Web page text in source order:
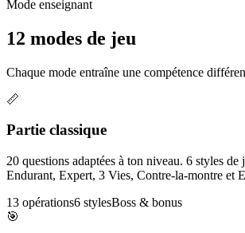
Mode enseignant
12 modes de jeu
Chaque mode entraîne une compétence
📏
Partie classique
20 questions adaptées à ton niveau. 6 styles de
Endurant, Expert, 3 Vies, Contre-la-montre et
13 opérations6 stylesBoss & bonus
🎯